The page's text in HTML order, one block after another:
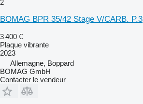
2
BOMAG BPR 35/42 Stage V/CARB. P.3
3 400 €
Plaque vibrante
2023
Allemagne, Boppard
BOMAG GmbH
Contacter le vendeur